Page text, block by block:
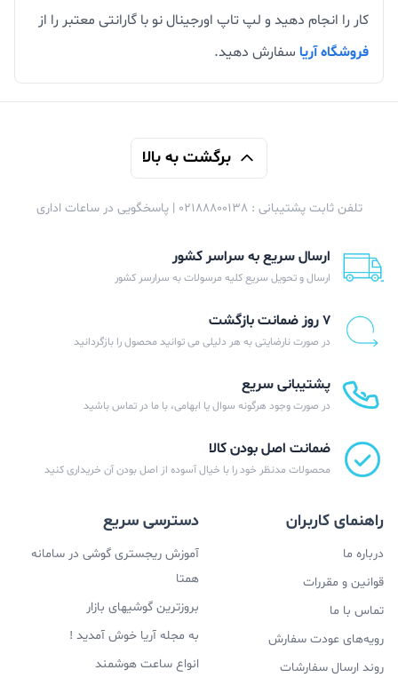
کار را انجام دهید و لپ تاپ اورجینال نو با گارانتی معتبر را از
فروشگاه آریا سفارش دهید.
برگشت به بالا
تلفن ثابت پشتیبانی : 02188800138 | پاسخگویی در ساعات اداری
ارسال سریع به سراسر کشور
ارسال و تحویل سریع کلیه مرسولات به سرارسر کشور
۷ روز ضمانت بازگشت
در صورت نارضایتی به هر دلیلی می توانید محصول را بازگردانید
پشتیبانی سریع
در صورت وجود هرگونه سوال یا ابهامی، با ما در تماس باشید
ضمانت اصل بودن کالا
محصولات مدنظر خود را با خیال آسوده از اصل بودن آن خریداری کنید
راهنمای کاربران
درباره ما
قوانین و مقررات
تماس با ما
رویه‌های عودت سفارش
روند ارسال سفارشات
دسترسی سریع
آموزش ریجستری گوشی در سامانه
همتا
بروزترین گوشیهای بازار
به مجله آریا خوش آمدید !
انواع ساعت هوشمند